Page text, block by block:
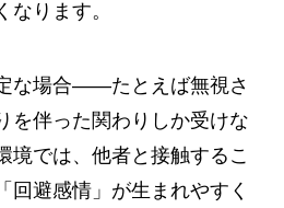
なります。
な場合——たとえば無視さ
を伴った関わりしか受けな
では、他者と接触するこ
回避感情」が生まれやすく